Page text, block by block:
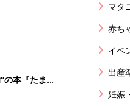
の本『たまご
ル大特集〉
マタ
赤ち
イベ
出産
妊娠